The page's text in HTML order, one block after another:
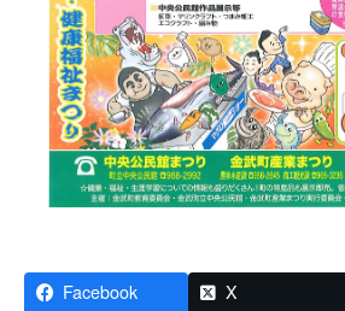
Facebook X